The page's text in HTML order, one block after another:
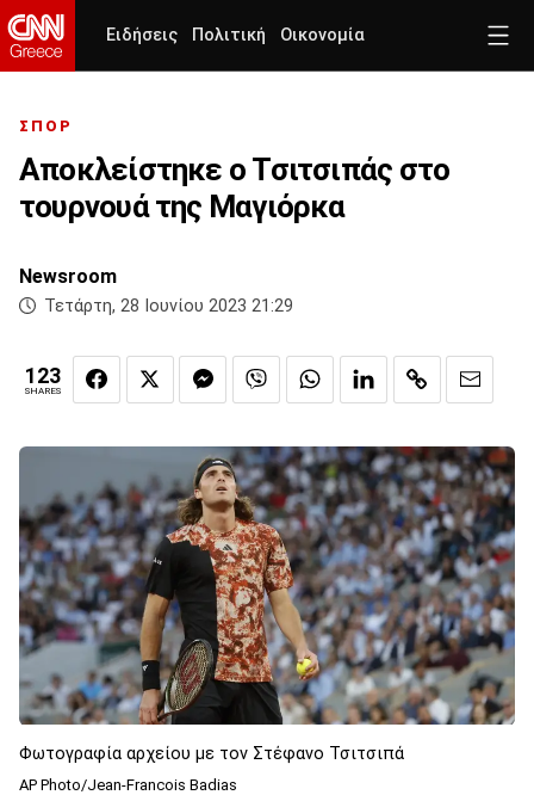
Ειδήσεις Πολιτική Οικονομία
ΣΠΟΡ
Αποκλείστηκε ο Τσιτσιπάς στο
τουρνουά της Μαγιόρκα
Newsroom
Τετάρτη, 28 Ιουνίου 2023 21:29
123
SHARES
Φωτογραφία αρχείου με τον Στέφανο Τσιτσιπά
AP Photo/Jean-Francois Badias